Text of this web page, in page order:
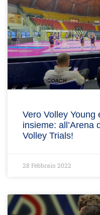
Vero Volley Young
insieme: all’Arena
Volley Trials!
28 Febbraio 2022